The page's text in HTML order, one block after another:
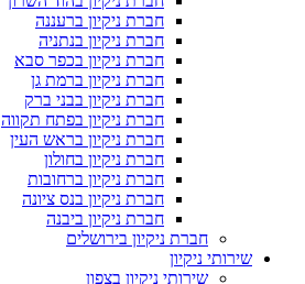
חברת ניקיון ברעננה
חברת ניקיון בנתניה
חברת ניקיון בכפר סבא
חברת ניקיון ברמת גן
חברת ניקיון בבני ברק
חברת ניקיון בפתח תקווה
חברת ניקיון בראש העין
חברת ניקיון בחולון
חברת ניקיון ברחובות
חברת ניקיון בנס ציונה
חברת ניקיון ביבנה
חברת ניקיון בירושלים
שירותי ניקיון
שירותי ניקיון בצפון